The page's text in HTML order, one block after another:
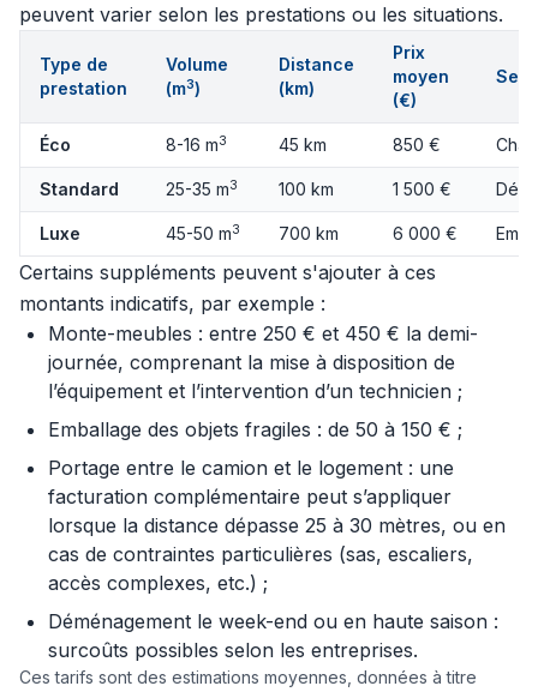
peuvent varier selon les prestations ou les situations.
Type de
prestation
Volume
(m3)
Distance
(km)
Prix
moyen
(€)
Éco 8-16 m3 45 km 850 €
Standard 25-35 m3 100 km 1 500 €
Luxe 45-50 m3 700 km 6 000 €
Certains suppléments peuvent s'ajouter à ces
montants indicatifs, par exemple :
Monte-meubles : entre 250 € et 450 € la demi-
journée, comprenant la mise à disposition de
l’équipement et l’intervention d’un technicien ;
Emballage des objets fragiles : de 50 à 150 € ;
Portage entre le camion et le logement : une
facturation complémentaire peut s’appliquer
lorsque la distance dépasse 25 à 30 mètres, ou en
cas de contraintes particulières (sas, escaliers,
accès complexes, etc.) ;
Déménagement le week-end ou en haute saison :
surcoûts possibles selon les entreprises.
Ces tarifs sont des estimations moyennes, données à titre